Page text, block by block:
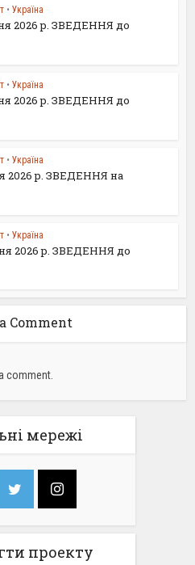
• Україна
2026 р. ЗВЕДЕННЯ до
• Україна
2026 р. ЗВЕДЕННЯ до
• Україна
2026 р. ЗВЕДЕННЯ на
• Україна
2026 р. ЗВЕДЕННЯ до
Comment
comment.
мережі
проекту